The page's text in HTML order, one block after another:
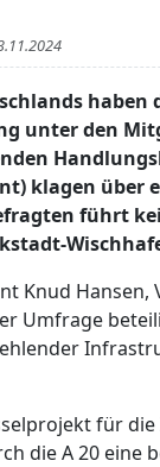
haben
unter den
klagen über
führt
Knud Hansen,
Umfrage
für
die A 20 eine